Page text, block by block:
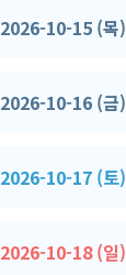
2026-10-15 (목)
2026-10-16 (금)
2026-10-17 (토)
2026-10-18 (일)